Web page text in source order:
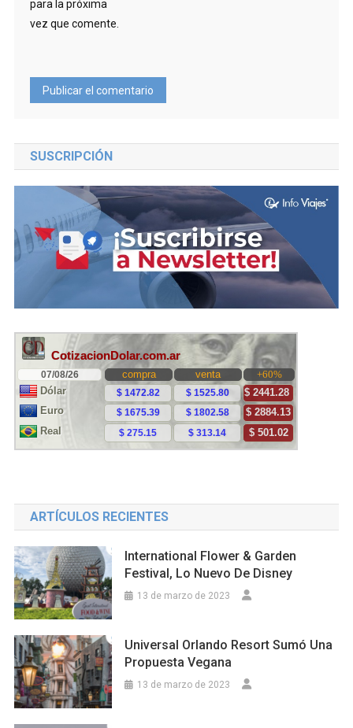
para la próxima
vez que comente.
SUSCRIPCIÓN
ARTÍCULOS RECIENTES
International Flower & Garden
Festival, Lo Nuevo De Disney
13 de marzo de 2023
Universal Orlando Resort Sumó Una
Propuesta Vegana
13 de marzo de 2023